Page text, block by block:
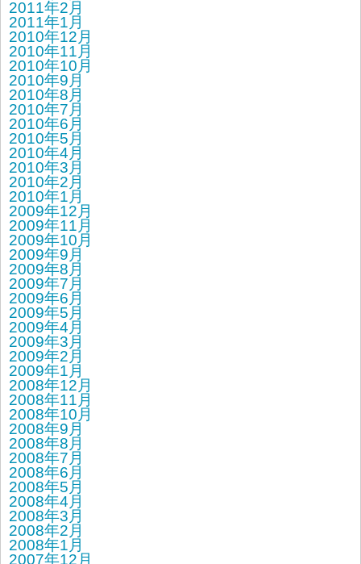
2011年2月
2011年1月
2010年12月
2010年11月
2010年10月
2010年9月
2010年8月
2010年7月
2010年6月
2010年5月
2010年4月
2010年3月
2010年2月
2010年1月
2009年12月
2009年11月
2009年10月
2009年9月
2009年8月
2009年7月
2009年6月
2009年5月
2009年4月
2009年3月
2009年2月
2009年1月
2008年12月
2008年11月
2008年10月
2008年9月
2008年8月
2008年7月
2008年6月
2008年5月
2008年4月
2008年3月
2008年2月
2008年1月
2007年12月